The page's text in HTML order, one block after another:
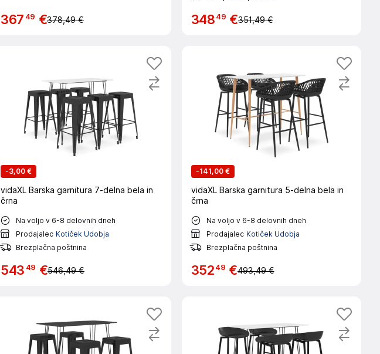
367 49 €378,49 € 34849 €351,49 €
-3,00 €
vidaXL Barska garnitura 7-delna bela in
črna
Na voljo v 6-8 delovnih dneh
Prodajalec Kotiček Udobja
Brezplačna poštnina
543 49 €546,49 €
-141,00 €
vidaXL Barska garnitura 5-delna bela in
črna
Na voljo v 6-8 delovnih dneh
Prodajalec Kotiček Udobja
Brezplačna poštnina
35249 €493,49 €